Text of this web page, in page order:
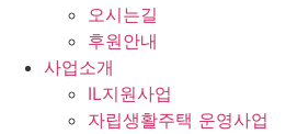
오시는길
후원안내
사업소개
IL지원사업
자립생활주택 운영사업